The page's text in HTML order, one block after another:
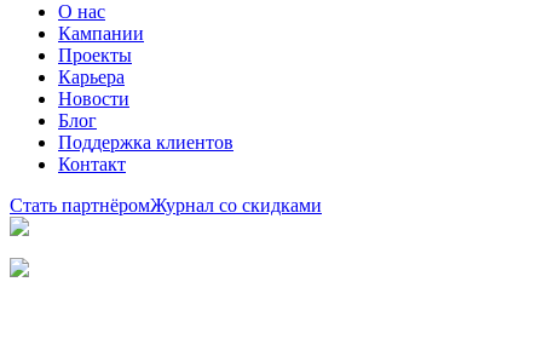
О нас
Кампании
Проекты
Карьера
Новости
Блог
Поддержка клиентов
Контакт
Стать партнёромЖурнал со скидками